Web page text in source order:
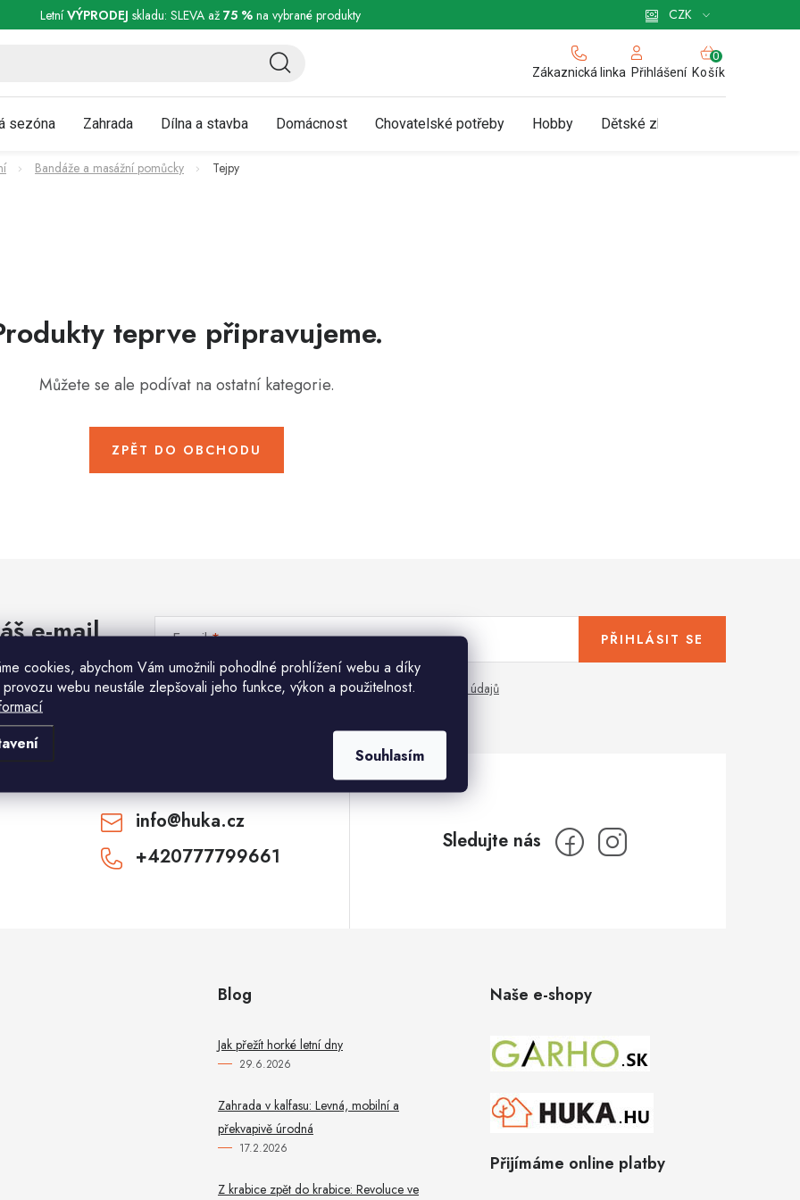
cookies, abychom Vám umožnili pohodlné prohlížení webu a díky
webu neustále zlepšovali jeho funkce, výkon a použitelnost.
Souhlasím
a reklamace Podmínky ochrany osobních údajů Obchodní podmínky pro podnikatele Zásady používání cookies
CZK
LetníVÝPRODEJ skladu: SLEVA až 75 %na vybrané produkty
Zákaznická linka Přihlášení
NÁKUPNÍ
KOŠÍK
Košík
sezóna Zahrada Dílna a stavba Domácnost Chovatelské potřeby Hobby Dětské zboží a hračky
Bandáže a masážní pomůcky Tejpy
teprve připravujeme.
Můžete se ale podívat na ostatní kategorie.
ZPĚT DO OBCHODU
e-mail E-mail
Vložením e-mailu souhlasíte spodmínkami ochrany osobních údajů
PŘIHLÁSIT SE
info@huka.cz
+420777799661
Blog
Jak přežít horké letní dny
29.6.2026
Zahrada v kalfasu: Levná, mobilní a
překvapivě úrodná
17.2.2026
Z krabice zpět do krabice: Revoluce ve
Naše e-shopy
Přijímáme online platby